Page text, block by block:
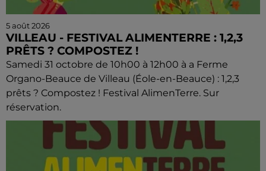
5 août 2026
VILLEAU - FESTIVAL ALIMENTERRE : 1,2,3
PRÊTS ? COMPOSTEZ !
Samedi 31 octobre de 10h00 à 12h00 à a Ferme
Organo-Beauce de Villeau (Éole-en-Beauce) : 1,2,3
prêts ? Compostez ! Festival AlimenTerre. Sur
réservation.